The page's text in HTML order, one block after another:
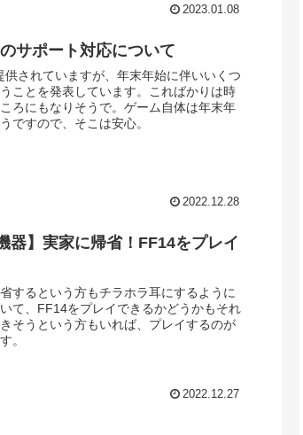
2023.01.08
サポート対応について
されていますが、年末年始に伴いいくつ
ことを発表しています。こればかりは時
ろにもなりそうで。ゲーム自体は年末年
ですので、そこは安心。
2022.12.28
器】実家に帰省！FF14をプレイ
するという方もチラホラ耳にするように
て、FF14をプレイできるかどうかもそれ
そうという方もいれば、プレイするのが
。
2022.12.27